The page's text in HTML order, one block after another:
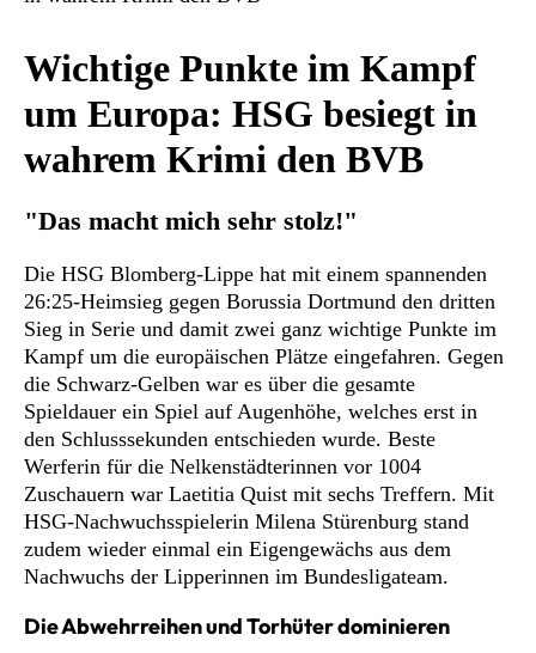
Wichtige Punkte im Kampf
um Europa: HSG besiegt in
wahrem Krimi den BVB
"Das macht mich sehr stolz!"
Die HSG Blomberg-Lippe hat mit einem spannenden
26:25-Heimsieg gegen Borussia Dortmund den dritten
Sieg in Serie und damit zwei ganz wichtige Punkte im
Kampf um die europäischen Plätze eingefahren. Gegen
die Schwarz-Gelben war es über die gesamte
Spieldauer ein Spiel auf Augenhöhe, welches erst in
den Schlusssekunden entschieden wurde. Beste
Werferin für die Nelkenstädterinnen vor 1004
Zuschauern war Laetitia Quist mit sechs Treffern. Mit
HSG-Nachwuchsspielerin Milena Stürenburg stand
zudem wieder einmal ein Eigengewächs aus dem
Nachwuchs der Lipperinnen im Bundesligateam.
Die Abwehrreihen und Torhüter dominieren